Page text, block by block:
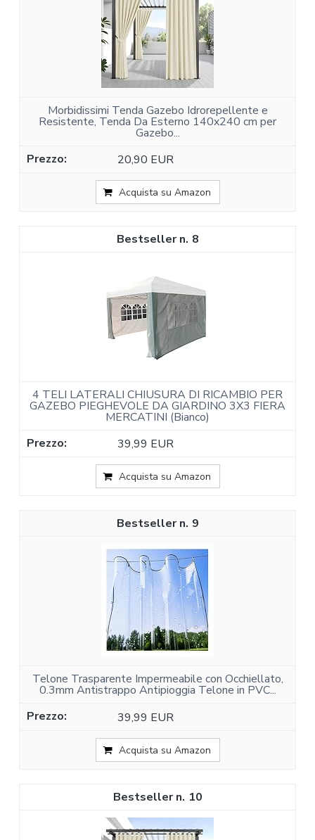
Morbidissimi Tenda Gazebo Idrorepellente e
Resistente, Tenda Da Esterno 140x240 cm per
Gazebo...
20,90 EUR
Acquista su Amazon
8
4 TELI LATERALI CHIUSURA DI RICAMBIO PER
GAZEBO PIEGHEVOLE DA GIARDINO 3X3 FIERA
MERCATINI (Bianco)
39,99 EUR
Acquista su Amazon
9
Telone Trasparente Impermeabile con Occhiellato,
0.3mm Antistrappo Antipioggia Telone in PVC...
39,99 EUR
Acquista su Amazon
10